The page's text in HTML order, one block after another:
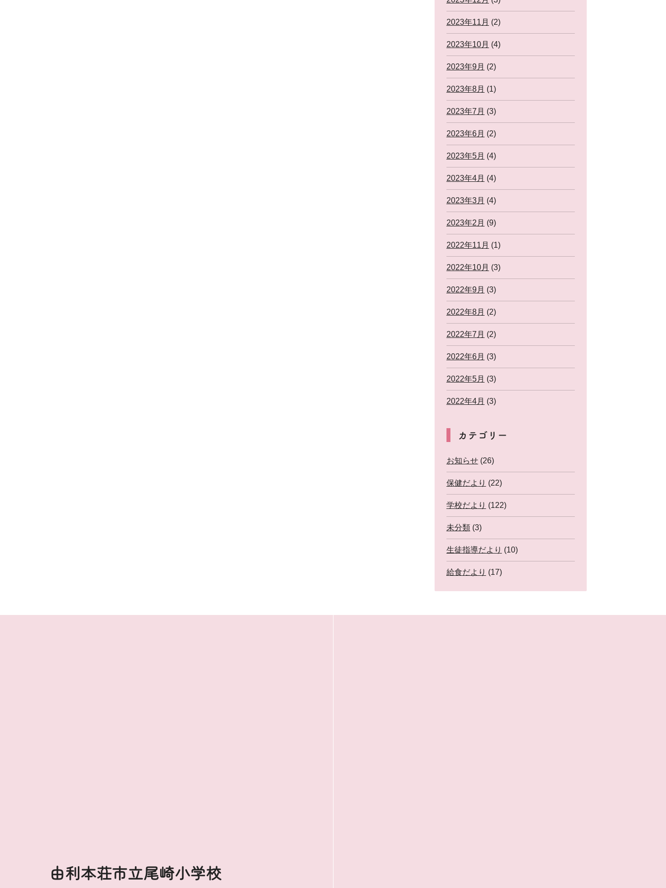
2023年11月 (2)
2023年10月 (4)
2023年9月 (2)
2023年8月 (1)
2023年7月 (3)
2023年6月 (2)
2023年5月 (4)
2023年4月 (4)
2023年3月 (4)
2023年2月 (9)
2022年11月 (1)
2022年10月 (3)
2022年9月 (3)
2022年8月 (2)
2022年7月 (2)
2022年6月 (3)
2022年5月 (3)
2022年4月 (3)
カテゴリー
お知らせ(26)
保健だより (22)
学校だより (122)
未分類(3)
生徒指導だより (10)
給食だより (17)
由利本荘市立尾崎小学校